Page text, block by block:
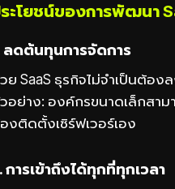
ะโยชน์ของการพัฒนา
ลดต้นทุนการจัดการ
ย SaaS ธุรกิจไม่จำเป็นต้อ
อย่าง: องค์กรขนาดเล็กสาม
งติดตั้งเซิร์ฟเวอร์เอง
การเข้าถึงได้ทุกที่ทุกเวลา